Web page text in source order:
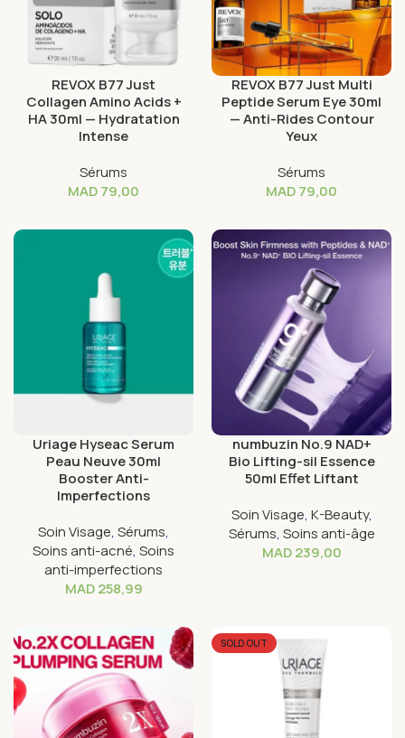
REVOX B77 Just
Collagen Amino Acids +
HA 30ml — Hydratation
Intense
Sérums
MAD79,00
REVOX B77 Just Multi
Peptide Serum Eye 30ml
— Anti-Rides Contour
Yeux
Sérums
MAD79,00
Uriage Hyseac Serum
Peau Neuve 30ml
Booster Anti-
Imperfections
Soin Visage, Sérums,
Soins anti-acné, Soins
anti-imperfections
MAD258,99
numbuzin No.9 NAD+
Bio Lifting-sil Essence
50ml Effet Liftant
Soin Visage, K-Beauty,
Sérums, Soins anti-âge
MAD239,00
SOLD OUT